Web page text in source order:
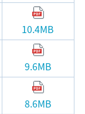
10.4MB
9.6MB
8.6MB